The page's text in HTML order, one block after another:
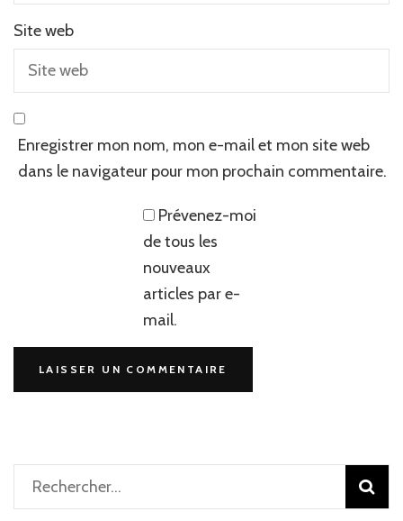
Site web
Enregistrer mon nom, mon e-mail et mon site web
dans le navigateur pour mon prochain commentaire.
Prévenez-moi
de tous les
nouveaux
articles par e-
mail.
Rechercher :